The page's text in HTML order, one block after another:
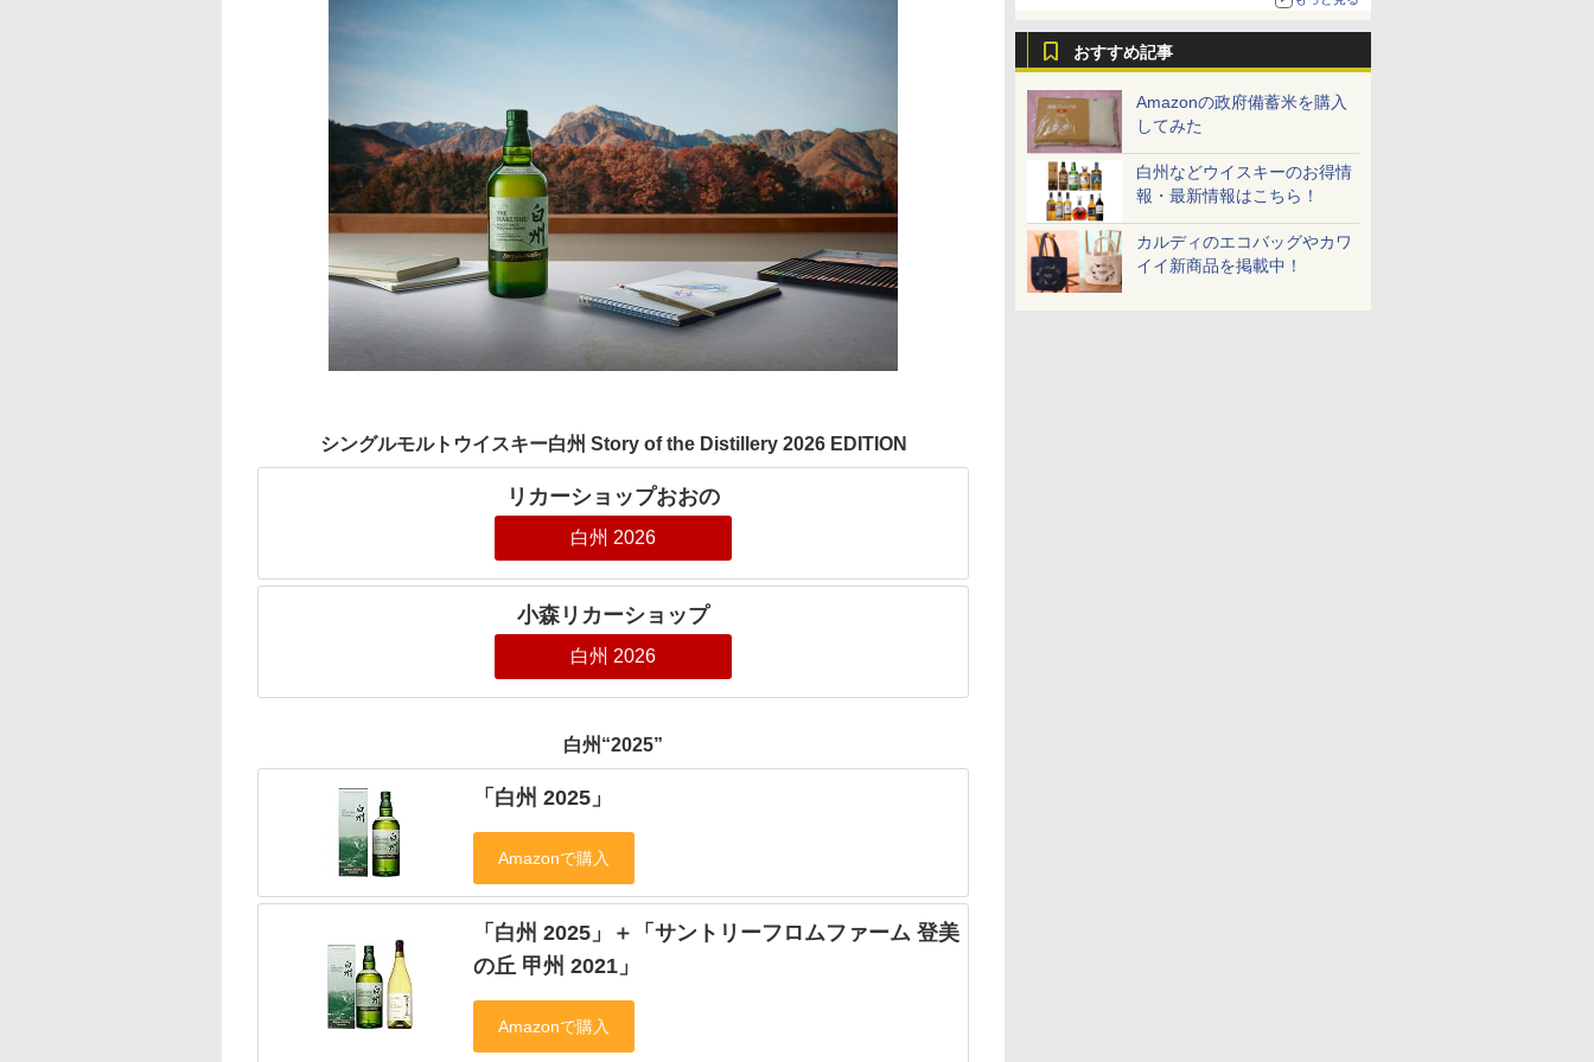
おすすめ記事
Amazonの政府備蓄米を購入
してみた
白州などウイスキーのお得情
報・最新情報はこちら！
カルディのエコバッグやカワ
イイ新商品を掲載中！
シングルモルトウイスキー白州 Story of the Distillery 2026 EDITION
リカーショップおおの
白州 2026
小森リカーショップ
白州 2026
白州“2025”
「白州 2025」
「白州 2025」＋「サントリーフロムファーム 登美
の丘 甲州 2021」